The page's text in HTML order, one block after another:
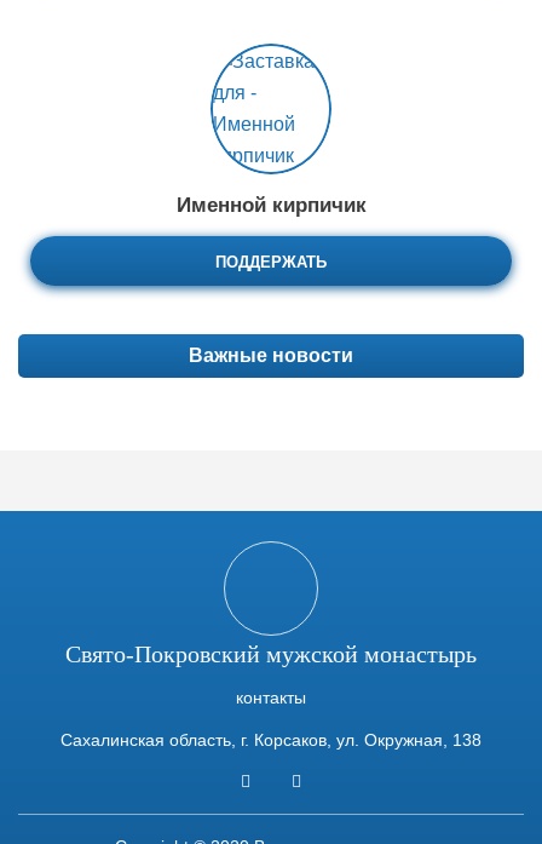
Именной кирпичик
ПОДДЕРЖАТЬ
Важные новости
Свято-Покровский мужской монастырь
контакты
Сахалинская область, г. Корсаков, ул. Окружная, 138